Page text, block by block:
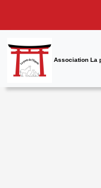
Association La